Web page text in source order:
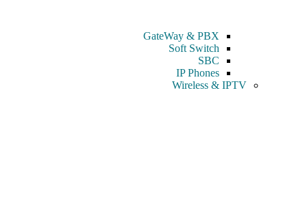
GateWay & PBX
Soft Switch
SBC
IP Phones
Wireless & IPTV